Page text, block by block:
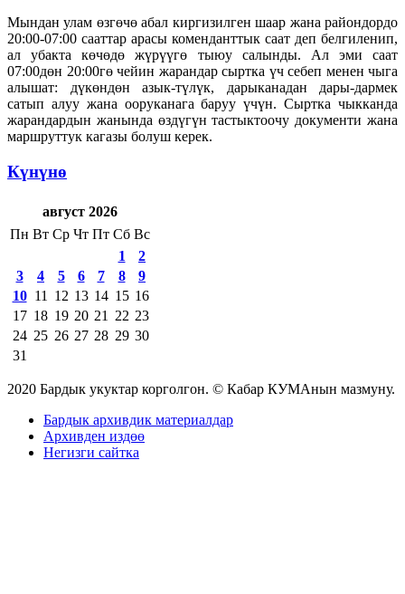
Мындан улам өзгөчө абал киргизилген шаар жана райондордо
20:00-07:00 сааттар арасы коменданттык саат деп белгиленип,
ал убакта көчөдө жүрүүгө тыюу салынды. Ал эми саат
07:00дөн 20:00гө чейин жарандар сыртка үч себеп менен чыга
алышат: дүкөндөн азык-түлүк, дарыканадан дары-дармек
сатып алуу жана ооруканага баруу үчүн. Сыртка чыкканда
жарандардын жанында өздүгүн тастыктоочу документи жана
маршруттук кагазы болуш керек.
Күнүнө
август 2026
Пн Вт Ср Чт Пт Сб Вс
1
2
3
4 5 6 7 8
9
10 11 12 13 14 15 16
17 18 19 20 21 22 23
24 25 26 27 28 29 30
31
2020 Бардык укуктар корголгон. © Кабар КУМАнын мазмуну.
Бардык архивдик материалдар
Архивден издөө
Негизги сайтка